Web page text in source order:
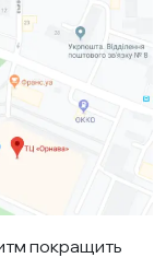
покращить